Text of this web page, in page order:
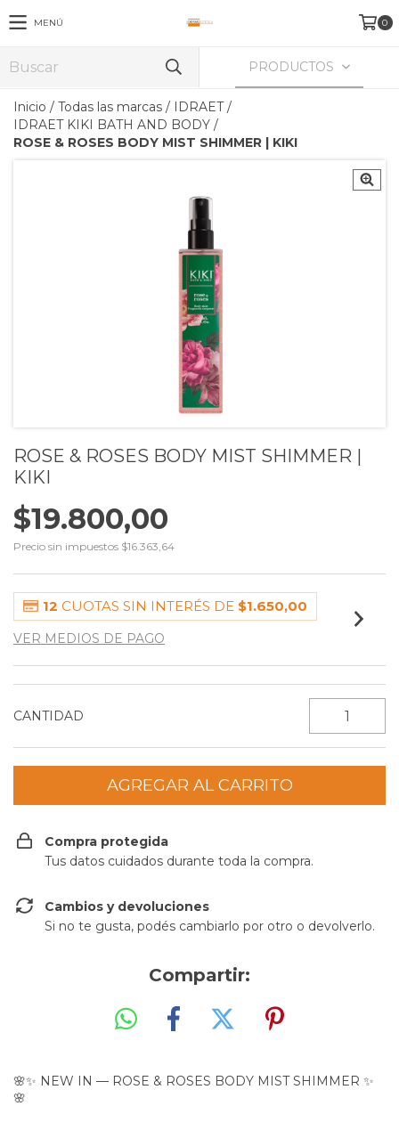
MENÚ 0
PRODUCTOS
Inicio / Todas las marcas / IDRAET /
IDRAET KIKI BATH AND BODY /
ROSE & ROSES BODY MIST SHIMMER | KIKI
ROSE & ROSES BODY MIST SHIMMER |
KIKI
$19.800,00
Precio sin impuestos $16.363,64
12 CUOTAS SIN INTERÉS DE $1.650,00
VER MEDIOS DE PAGO
CANTIDAD
Compra protegida
Tus datos cuidados durante toda la compra.
Cambios y devoluciones
Si no te gusta, podés cambiarlo por otro o devolverlo.
Compartir:
🌸✨ NEW IN — ROSE & ROSES BODY MIST SHIMMER ✨
🌸